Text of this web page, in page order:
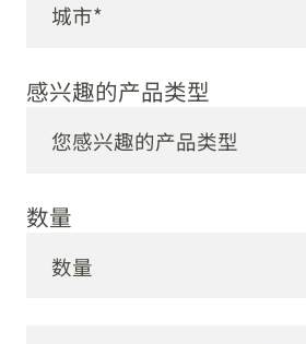
感兴趣的产品类型
数量